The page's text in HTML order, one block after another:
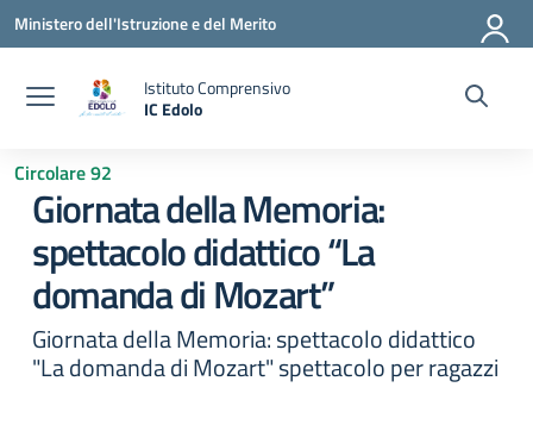
Vai ai contenuti
Vai al menu di navigazione
Vai al footer
Ministero dell'Istruzione e del Merito
Istituto Comprensivo
IC Edolo
Circolare 92
Giornata della Memoria:
spettacolo didattico “La
domanda di Mozart”
Giornata della Memoria: spettacolo didattico
"La domanda di Mozart" spettacolo per ragazzi